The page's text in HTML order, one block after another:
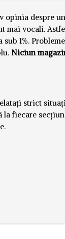
opinia despre
vocali.
1%.
Niciun
strict
fiecare